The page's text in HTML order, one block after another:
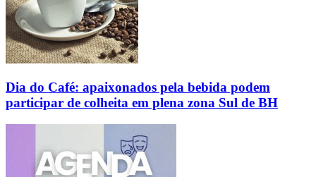
Dia do Café: apaixonados pela bebida podem
participar de colheita em plena zona Sul de BH